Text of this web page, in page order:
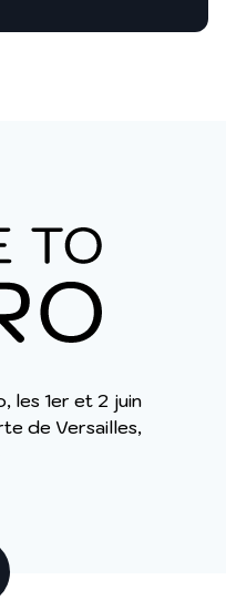
du groupe
les 1er et 2 juin
de Versailles,